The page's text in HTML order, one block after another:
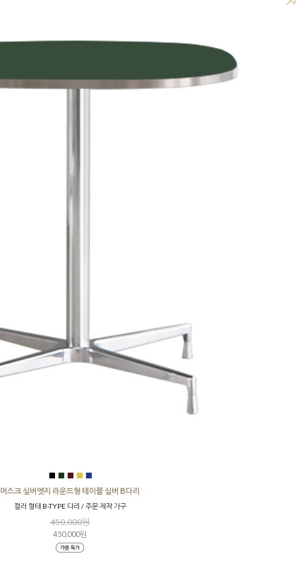
■ ■ ■ ■ ■
머스크 실버엣지 라운드형 테이블 실버 B다리
컬러 형태 B-TYPE 다리 / 주문 제작 가구
450,000원
450,000원